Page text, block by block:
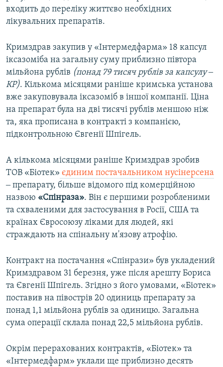
входить до переліку життєво необхідних
лікувальних препаратів.
Кримздрав закупив у «Інтермедфарма» 18 капсул
іксазоміба на загальну суму приблизно півтора
мільйона рублів (понад 79 тисяч рублів за капсулу ‒
КР). Кількома місяцями раніше кримська установа
вже закуповувала іксазоміб в іншої компанії. Ціна
на препарат була на дві тисячі рублів меншою ніж
та, яка прописана в контракті з компанією,
підконтрольною Євгенії Шпігель.
А кількома місяцями раніше Кримздрав зробив
ТОВ «Біотек» єдиним постачальником нусінерсена
‒ препарату, більше відомого під комерційною
назвою «Спінраза». Він є першими розробленими
та схваленими для застосування в Росії, США та
країнах Євросоюзу ліками для людей, які
страждають на спінальну м'язову атрофію.
Контракт на постачання «Спінрази» був укладений
Кримздравом 31 березня, уже після арешту Бориса
та Євгенії Шпігель. Згідно з його умовами, «Біотек»
поставив на півострів 20 одиниць препарату за
понад 1,1 мільйона рублів за одиницю. Загальна
сума операції склала понад 22,5 мільйона рублів.
Окрім перерахованих контрактів, «Біотек» та
«Інтермедфарм» уклали ще приблизно десять